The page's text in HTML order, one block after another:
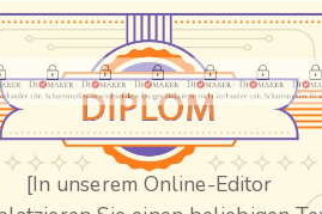
[In unserem Online-Editor